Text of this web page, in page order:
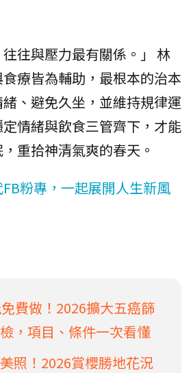
往往與壓力最有關係。」 林
療皆為輔助，最根本的治本
、避免久坐，並維持規律運
情緒與飲食三管齊下，才能
重拾神清氣爽的春天。
粉專，一起展開人生新風
費做！2026擴大五癌篩
，項目、條件一次看懂
照！2026賞櫻勝地花況